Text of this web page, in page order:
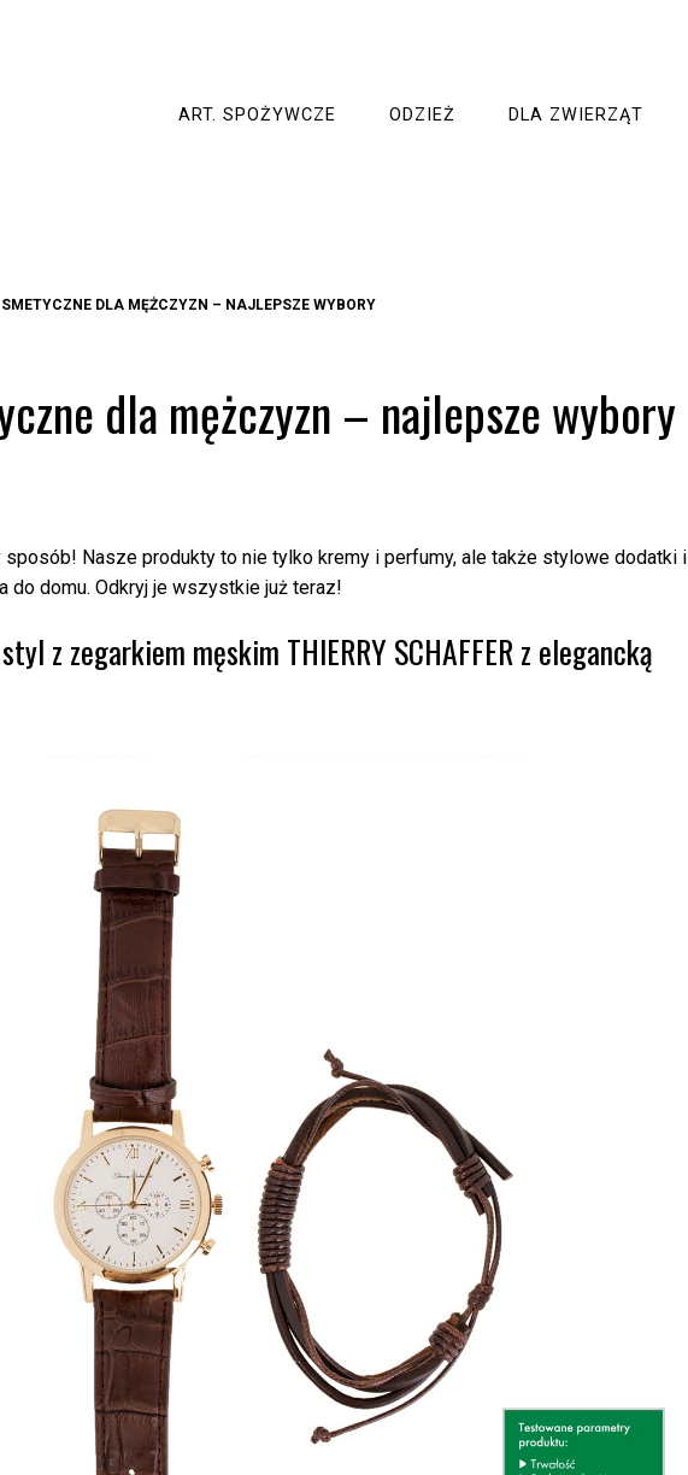
ART. SPOŻYWCZE ODZIEŻ DLA ZWIERZĄT
DLA MĘŻCZYZN – NAJLEPSZE WYBORY
dla mężczyzn – najlepsze wybory
Nasze produkty to nie tylko kremy i perfumy, ale także stylowe dodatki i
do domu. Odkryj je wszystkie już teraz!
z zegarkiem męskim THIERRY SCHAFFER z elegancką